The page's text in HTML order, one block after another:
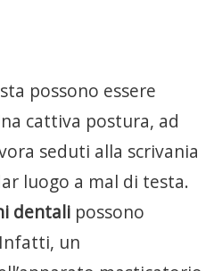
possono essere
cattiva postura, ad
seduti alla scrivania
luogo a mal di testa.
dentali possono
un